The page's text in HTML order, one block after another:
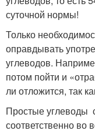
суточной нормы!
Только
оправдывать
углеводов.
потом пойти и
ли отложится, так
Простые углеводы
соответственно во